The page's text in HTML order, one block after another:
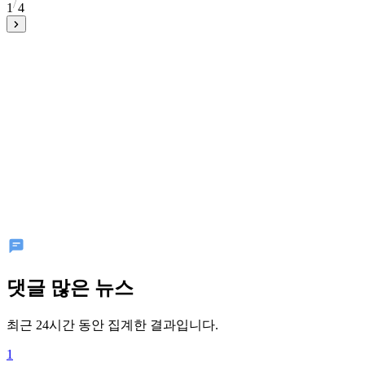
1 4
댓글 많은 뉴스
최근 24시간 동안 집계한 결과입니다.
1